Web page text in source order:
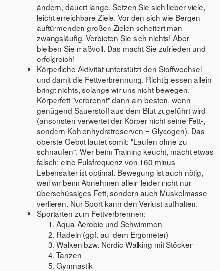
ändern, dauert lange. Setzen Sie sich lieber viele,
leicht erreichbare Ziele. Vor den sich wie Bergen
auftürmenden großen Zielen scheitert man
zwangsläufig. Verbieten Sie sich nichts! Aber
bleiben Sie maßvoll. Das macht Sie zufrieden und
erfolgreich!
Körperliche Aktivität unterstützt den Stoffwechsel
und damit die Fettverbrennung. Richtig essen allein
bringt nichts, solange wir uns nicht bewegen.
Körperfett "verbrennt" dann am besten, wenn
genügend Sauerstoff aus dem Blut zugeführt wird
(ansonsten verwertet der Körper nicht seine Fett-,
sondern Kohlenhydratreserven = Glycogen). Das
oberste Gebot lautet somit: "Laufen ohne zu
schnaufen". Wer beim Training keucht, macht etwas
falsch; eine Pulsfrequenz von 160 minus
Lebensalter ist optimal. Bewegung ist auch nötig,
weil wir beim Abnehmen allein leider nicht nur
überschüssiges Fett, sondern auch Muskelmasse
verlieren. Nur Sport kann den Verlust aufhalten.
Sportarten zum Fettverbrennen:
Aqua-Aerobic und Schwimmen
Radeln (ggf. auf dem Ergometer)
Walken bzw. Nordic Walking mit Stöcken
Tanzen
Gymnastik